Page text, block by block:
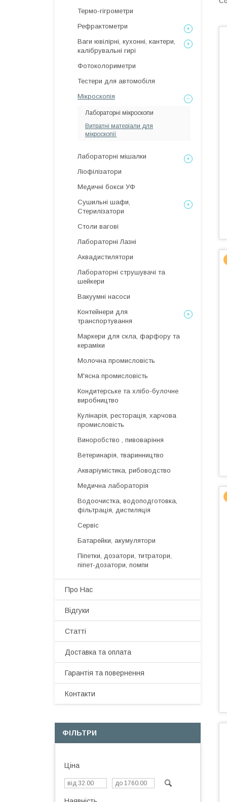
Термо-гігрометри
Рефрактометри
Ваги ювілірні, кухонні, кантери,
калібрувальні гирі
Фотоколориметри
Тестери для автомобіля
Мікроскопія
Лабораторні мікроскопи
Витратні матеріали для
мікроскопії
Лабораторні мішалки
Ліофілізатори
Медичні бокси УФ
Сушильні шафи,
Стерилізатори
Столи вагові
Лабораторні Лазні
Аквадистилятори
Лабораторні струшувачі та
шейкери
Вакуумні насоси
Контейнери для
транспортування
Маркери для скла, фарфору та
кераміки
Молочна промисловість
М'ясна промисловість
Кондитерське та хлібо-булочне
виробництво
Кулінарія, ресторація, харчова
промисловість
Виноробство , пивоваріння
Ветеринарія, тваринництво
Акваріумістика, рибоводство
Медична лабораторія
Водоочистка, водоподготовка,
фільтрація, дистиляція
Сервіс
Батарейки, акумулятори
Піпетки, дозатори, титратори,
піпет-дозатори, помпи
Про Нас
Відгуки
Статті
Доставка та оплата
Гарантія та повернення
Контакти
ФІЛЬТРИ
Ціна